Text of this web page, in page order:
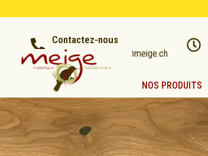
Contactez-nous
021 866 60 32 | info@meige.ch
NOS PRODUITS